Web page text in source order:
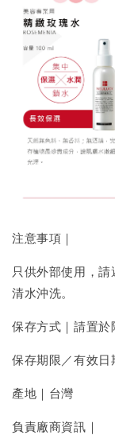
注意事項｜
只供外部使用，
清水沖洗。
保存方式｜請置
保存期限／有效
產地｜台灣
負責廠商資訊｜